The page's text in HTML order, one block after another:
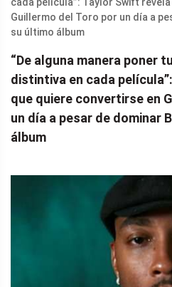
“De alguna manera poner
distintiva en cada
que quiere convertirse en
un día a pesar de dominar
álbum